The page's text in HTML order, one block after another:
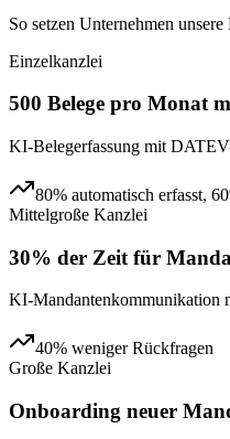
So setzen Unternehmen
Einzelkanzlei
500 Belege pro Monat
KI-Belegerfassung mit
80% automatisch erfasst,
Mittelgroße Kanzlei
30% der Zeit für
KI-Mandantenkommunikation
40% weniger Rückfragen
Große Kanzlei
Onboarding neuer